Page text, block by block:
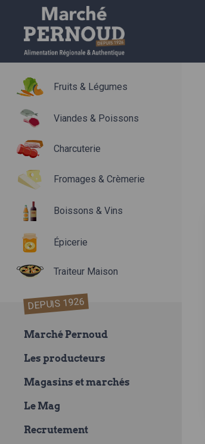
Fruits & Légumes
Viandes & Poissons
Charcuterie
Fromages & Crèmerie
Boissons & Vins
Épicerie
Traiteur Maison
DEPUIS 1926
Marché Pernoud
Les producteurs
Magasins et marchés
Le Mag
Recrutement